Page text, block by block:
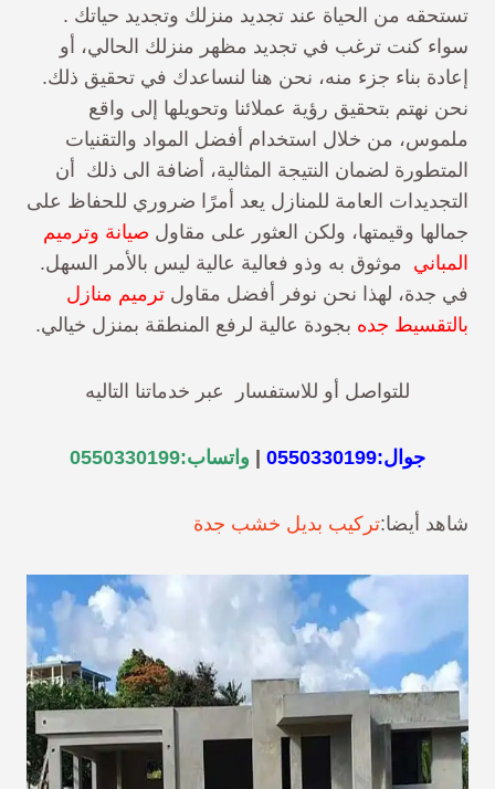
تستحقه من الحياة عند تجديد منزلك وتجديد حياتك .
سواء كنت ترغب في تجديد مظهر منزلك الحالي، أو
إعادة بناء جزء منه، نحن هنا لنساعدك في تحقيق ذلك.
نحن نهتم بتحقيق رؤية عملائنا وتحويلها إلى واقع
ملموس، من خلال استخدام أفضل المواد والتقنيات
المتطورة لضمان النتيجة المثالية، أضافة الى ذلك أن
التجديدات العامة للمنازل يعد أمرًا ضروري للحفاظ على
جمالها وقيمتها، ولكن العثور على مقاول صيانة وترميم
المباني موثوق به وذو فعالية عالية ليس بالأمر السهل.
في جدة، لهذا نحن نوفر أفضل مقاول ترميم منازل
بالتقسيط جده بجودة عالية لرفع المنطقة بمنزل خيالي.
للتواصل أو للاستفسار عبر خدماتنا التاليه
جوال:0550330199 واتساب:0550330199
شاهد أيضا:تركيب بديل خشب جدة